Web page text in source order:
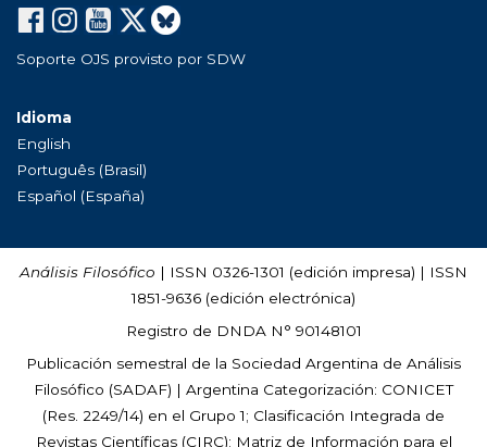
Soporte OJS provisto por SDW
Idioma
English
Português (Brasil)
Español (España)
Análisis Filosófico | ISSN 0326-1301 (edición impresa) | ISSN
1851-9636 (edición electrónica)
Registro de DNDA N° 90148101
Publicación semestral de la Sociedad Argentina de Análisis
Filosófico (SADAF) | Argentina Categorización: CONICET
(Res. 2249/14) en el Grupo 1; Clasificación Integrada de
Revistas Científicas (CIRC); Matriz de Información para el